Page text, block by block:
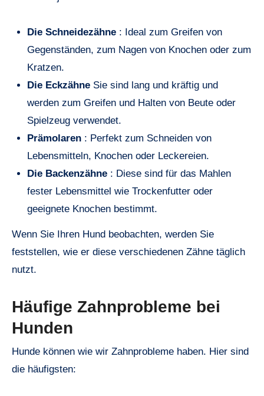
Die Schneidezähne: Ideal zum Greifen von
Gegenständen, zum Nagen von Knochen oder zum
Kratzen.
Die EckzähneSie sind lang und kräftig und
werden zum Greifen und Halten von Beute oder
Spielzeug verwendet.
Prämolaren: Perfekt zum Schneiden von
Lebensmitteln, Knochen oder Leckereien.
Die Backenzähne: Diese sind für das Mahlen
fester Lebensmittel wie Trockenfutter oder
geeignete Knochen bestimmt.
Wenn Sie Ihren Hund beobachten, werden Sie
feststellen, wie er diese verschiedenen Zähne täglich
nutzt.
Häufige Zahnprobleme bei
Hunden
Hunde können wie wir Zahnprobleme haben. Hier sind
die häufigsten: